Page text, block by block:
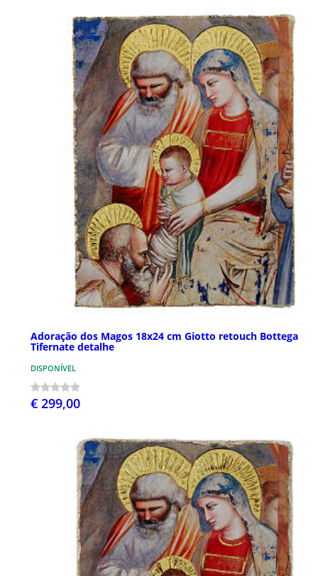
Adoração dos Magos 18x24 cm Giotto retouch Bottega
Tifernate detalhe
DISPONÍVEL
€ 299,00